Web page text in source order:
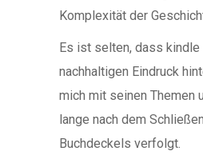
Komplexität der
Es ist selten, dass kindle
nachhaltigen Eindruck
mich mit seinen Themen
lange nach dem
Buchdeckels verfolgt.